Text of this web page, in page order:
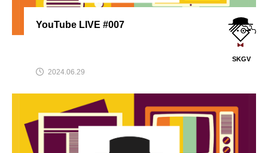
YouTube LIVE #007
SKGV
2024.06.29